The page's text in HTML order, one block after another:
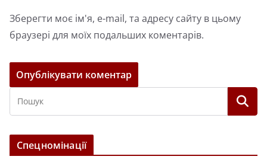
Зберегти моє ім'я, e-mail, та адресу сайту в цьому
браузері для моїх подальших коментарів.
Спецномінації